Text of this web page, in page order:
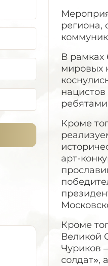
региона,
В рамках
мировых
Кроме
арт-
Кроме
Великой
Чуриков
солдат»,